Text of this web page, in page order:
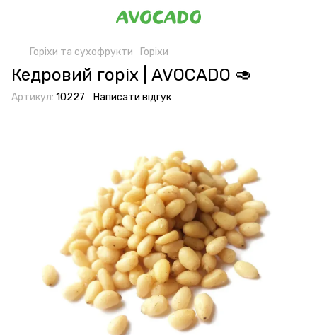
Горіхи та сухофрукти Горіхи
Кедровий горіх | AVOCADO 🥑
Артикул: 10227 Написати відгук